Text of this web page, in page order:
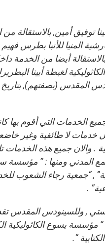
توفيق أمين, بالاستقالة
المنيا للأنبا بطرس فهيم
2013 . وبالاستقالة أيضا من الخدمة
لغبطة أبينا
المقدس (بصفتهم),بتاريخ
الخدمات التي أقوم بها
خدمات لا طائفية وغير
. والان جميع هذه الخدمات
المدني ومنها : ” مؤسسة
, “جمعية رجاء الشعوب
.
, وللسينودس المقدس
يسوع الكاثوليكية
“.